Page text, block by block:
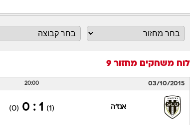
לוח משחקים מחזור 9
03/10/2015
20:00
אנז'ה (1)
1 : 0
(0)